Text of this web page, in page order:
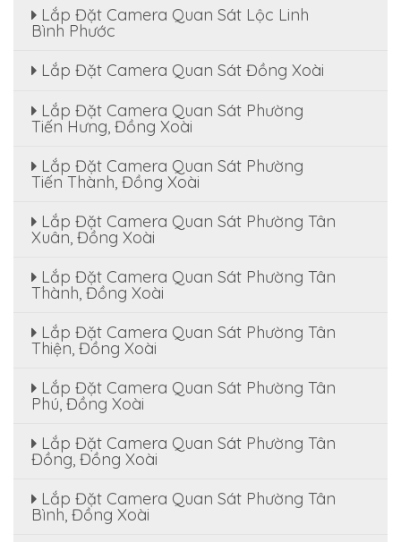
Lắp Đặt Camera Quan Sát Lộc Linh
Bình Phước
Lắp Đặt Camera Quan Sát Đồng Xoài
Lắp Đặt Camera Quan Sát Phường
Tiến Hưng, Đồng Xoài
Lắp Đặt Camera Quan Sát Phường
Tiến Thành, Đồng Xoài
Lắp Đặt Camera Quan Sát Phường Tân
Xuân, Đồng Xoài
Lắp Đặt Camera Quan Sát Phường Tân
Thành, Đồng Xoài
Lắp Đặt Camera Quan Sát Phường Tân
Thiện, Đồng Xoài
Lắp Đặt Camera Quan Sát Phường Tân
Phú, Đồng Xoài
Lắp Đặt Camera Quan Sát Phường Tân
Đồng, Đồng Xoài
Lắp Đặt Camera Quan Sát Phường Tân
Bình, Đồng Xoài